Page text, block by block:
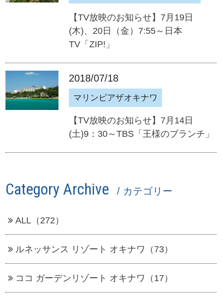
【TV放映のお知らせ】7月19日
(木)、20日（金）7:55～日本
TV「ZIP!」
2018/07/18
マリンピアザオキナワ
【TV放映のお知らせ】7月14日
(土)9：30～TBS「王様のブランチ」
Category Archive / カテゴリー
ALL（272）
ルネッサンス リゾート オキナワ（73）
ココ ガーデンリゾート オキナワ（17）